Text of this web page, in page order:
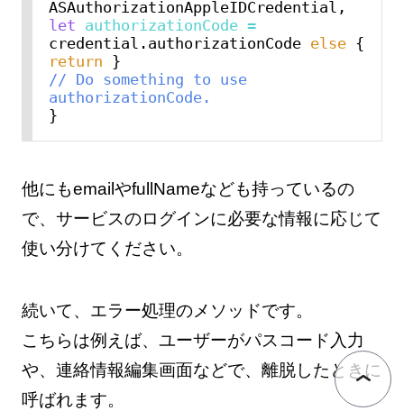
let authorizationCode =
credential.authorizationCode else
return
// Do something to use
authorizationCode.
他にもemailやfullNameなども持っているの
で、サービスのログインに必要な情報に応じて
使い分けてください。
続いて、エラー処理のメソッドです。
こちらは例えば、ユーザーがパスコード入力
や、連絡情報編集画面などで、離脱したときに
呼ばれます。